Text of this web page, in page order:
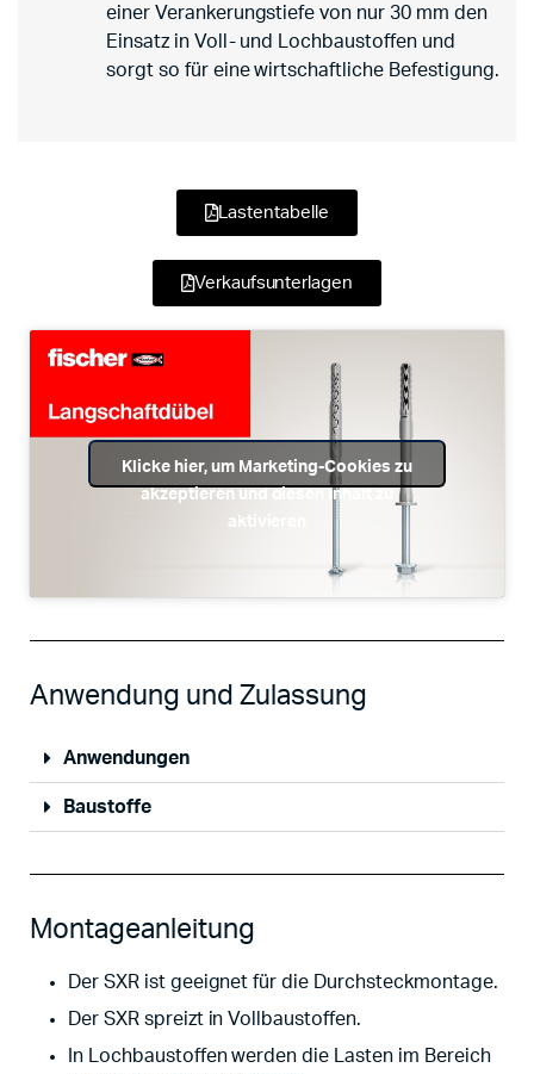
einer Verankerungstiefe von nur 30 mm den
Einsatz in Voll- und Lochbaustoffen und
sorgt so für eine wirtschaftliche Befestigung.
Lastentabelle
Verkaufsunterlagen
Klicke hier, um Marketing-Cookies zu
akzeptieren und diesen Inhalt zu
aktivieren
Anwendung und Zulassung
Anwendungen
Baustoffe
Montageanleitung
Der SXR ist geeignet für die Durchsteckmontage.
Der SXR spreizt in Vollbaustoffen.
In Lochbaustoffen werden die Lasten im Bereich